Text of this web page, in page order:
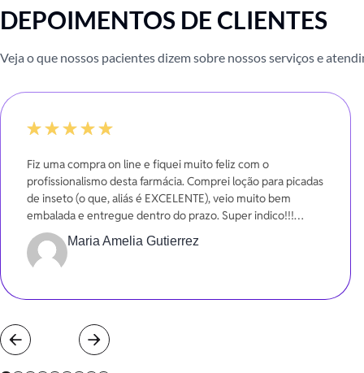
DEPOIMENTOS DE CLIENTES
Veja o que nossos pacientes dizem sobre nossos serviços e
Fiz uma compra on line e fiquei muito feliz com o
profissionalismo desta farmácia. Comprei loção para picadas
de inseto (o que, aliás é EXCELENTE), veio muito bem
embalada e entregue dentro do prazo. Super indico!!!
Gratidão!!!
Maria Amelia Gutierrez